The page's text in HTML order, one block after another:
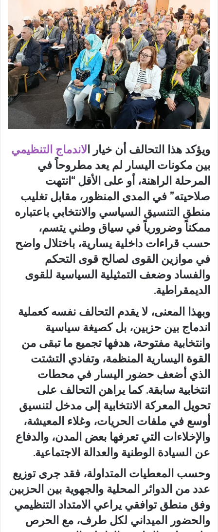
ويؤكد هذا التحالف أن خيار ا لاندماج التنظيمي
بين مكونات اليسار لم يعد مطروحاً في
المرحلة الراهنة، أو على الأقل “انتهت
صلاحيته” في المدى المنظور، مقابل تغليب
منطق التنسيق السياسي والانتخابي باعتباره
ممكناً وضرورياً في سياق وطني يتسم،
حسب قراءات داخلية يسارية، باختلال واضح
في موازين القوى لصالح قوى التحكم
والفساد وضعف التمثيلية السياسية للقوى
الديمقراطية.
وبهذا المعنى، لا يقدم التحالف نفسه كعملية
اندماج بين حزبين، بل كصيغة سياسية
وانتخابية مفتوحة، هدفها تجميع ما تبقى من
القوة اليسارية المنظمة، وتفادي التشتت
الذي أضعف حضور اليسار في محطات
انتخابية سابقة. كما يراهن التحالف على
تحويل المعركة الانتخابية إلى مدخل لتنسيق
أوسع في ملفات الحريات، وغلاء المعيشة،
والإخلاءات التي تعرفها بعض المدن، والدفاع
عن السيادة الوطنية والعدالة الاجتماعية.
وحسب المعطيات المتداولة، فقد جرى توزيع
عدد من الدوائر المحلية والجهوية بين الحزبين
وفق منطق توافقي يراعي الامتداد التنظيمي
والحضور الميداني لكل طرف، مع الحرص